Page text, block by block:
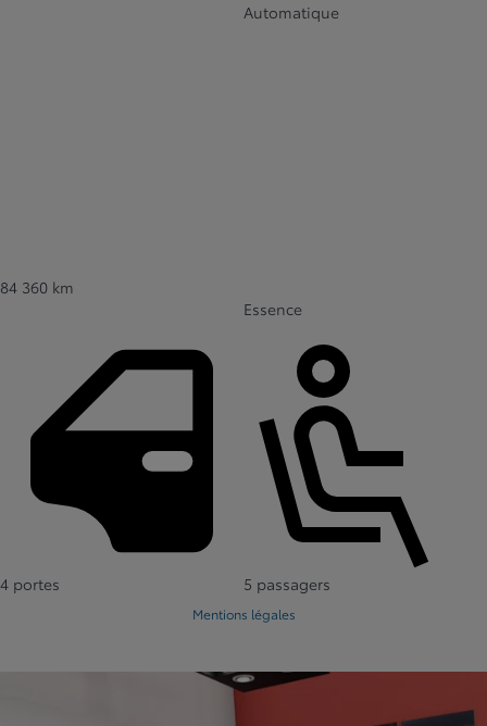
Automatique
84 360 km
Essence
4 portes 5 passagers
Mentions légales